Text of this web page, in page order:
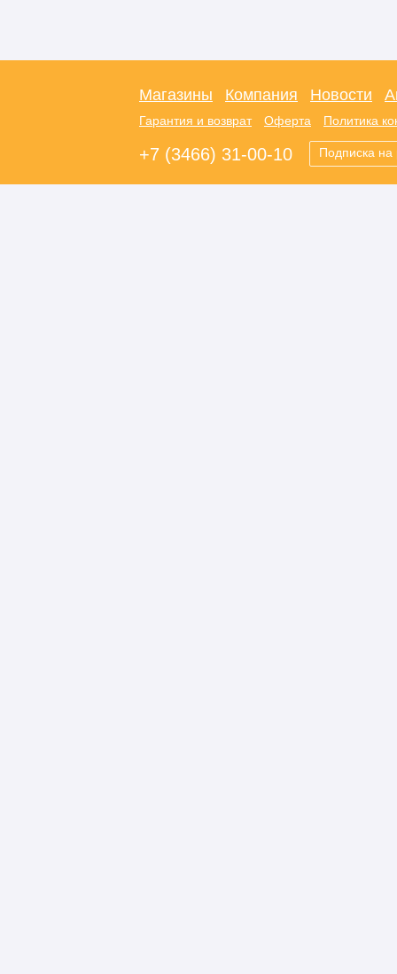
Магазины Компания Новости
Гарантия и возврат Оферта Политика
+7 (3466) 31-00-10 Подписка на